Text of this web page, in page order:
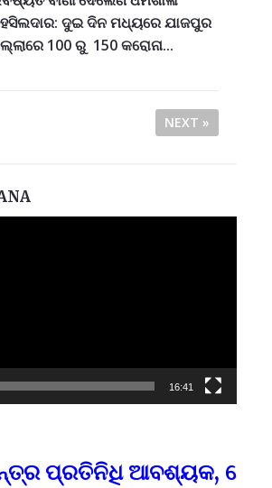
ଦୁଇ ଦିନ ମଧ୍ୟରେ ଯାଜପୁର
100 ରୁ 150 କରୋନା...
NEXT »
16:41
ପ୍ରତିନିଧି ଆବଶ୍ୟକ,